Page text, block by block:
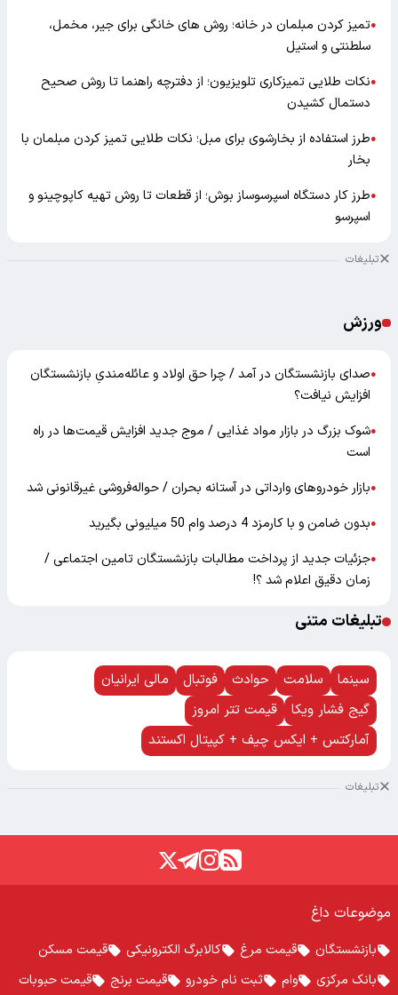
●تمیز کردن مبلمان در خانه؛ روش های خانگی برای جیر، مخمل،
سلطنتی و استیل
●نکات طلایی تمیزکاری تلویزیون؛ از دفترچه راهنما تا روش صحیح
دستمال کشیدن
●طرز استفاده از بخارشوی برای مبل؛ نکات طلایی تمیز کردن مبلمان با
بخار
●طرز کار دستگاه اسپرسوساز بوش؛ از قطعات تا روش تهیه کاپوچینو و
اسپرسو
تبلیغات
ورزش
●صدای بازنشستگان در آمد / چرا حق اولاد و عائله‌مندیِ بازنشستگان
افزایش نیافت؟
●شوک بزرگ در بازار مواد غذایی / موج جدید افزایش قیمت‌ها در راه
است
●بازار خودرو‌های وارداتی در آستانه بحران / حواله‌فروشی غیرقانونی شد
●بدون ضامن و با کارمزد 4 درصد وام 50 میلیونی بگیرید
●جزئیات جدید از پرداخت مطالبات بازنشستگان تامین اجتماعی /
زمان دقیق اعلام شد ؟!
تبلیغات متنی
سینما سلامت حوادث فوتبال
مالی ایرانیان
گیج فشار ویکا
قیمت تتر امروز
آمارکتس + ایکس چیف + کپیتال اکستند
تبلیغات
موضوعات داغ
بازنشستگان قیمت مرغ کالابرگ الکترونیکی
قیمت مسکن
بانک مرکزی
وام ثبت نام خودرو قیمت برنج قیمت حبوبات